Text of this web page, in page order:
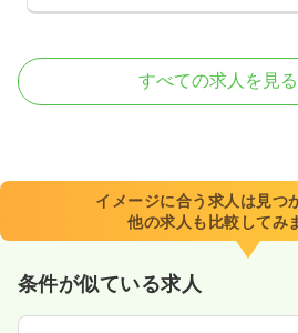
外来
8:30～17:30（休憩60分）
日祝休み
4週8休以上 担当業務未
すべての求人を見る
イメージに合う求人は見つ
他の求人も比較してみ
条件が似ている求人